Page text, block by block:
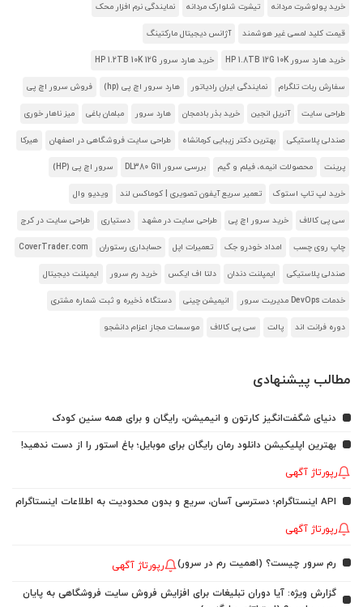
خرید پولوشرت مردانه تیشرت شلوارک مردانه نمایندگی نرم افزار محک
قیمت کلید لمسی غیر هوشمند آژانس دیجیتال مارکتینگ
خرید هارد سرور HP 1.8TB 12G 10K خرید هارد سرور HP 1.2TB 10K 12G
سفارش ربات تلگرام نمایندگی ایران رادیاتور هارد سرور اچ پی (hp) فروش سرور اچ پی
طراحی سایت آنریل انجین خرید بذر بادمجان هارد سرور مبلمان باغی میز ناهار خوری
صندلی پلاستیکی بهترین دکتر زیبایی کرمانشاه طراحی سایت فروشگاهی در اصفهان هیرکا
پرینت محصولات انیمه، فیلم و گیم بررسی سرور DL380 G11 سرور اچ پی (HP)
خرید لپ تاپ استوک تعمیر سریع آیفون تصویری | کوماکس لند ویدیو وال
سی پی کالاف خرید سرور اچ پی طراحی سایت در مشهد دستیاری طراحی سایت در کرج
چاپ روی چسب امداد خودرو جک تعمیرات اپل حسابداری رستوران CoverTrader.com
صندلی پلاستیکی ایمپلنت دندان دلتا اف ایکس خرید رم سرور ایمپلنت دیجیتال
خدمات DevOps مدیریت سرور انیمیشن چینی دستگاه ذخیره و ثبت شماره مشتری
دوره فرانت اند پالت سی پی کالاف موسسات مجاز اعزام دانشجو
مطالب پیشنهادی
دنیای شگفت‌انگیز کارتون و انیمیشن، رایگان و برای همه سنین کودک
بهترین اپلیکیشن دانلود رمان رایگان برای موبایل؛ باغ استور را از دست ندهید!
رپورتاژ آگهی
API اینستاگرام؛ دسترسی آسان، سریع و بدون محدودیت به اطلاعات اینستاگرام
رپورتاژ آگهی
رم سرور چیست؟ (اهمیت رم در سرور) رپورتاژ آگهی
گزارش ویژه: آیا دوران تبلیغات برای افزایش فروش سایت فروشگاهی به پایان